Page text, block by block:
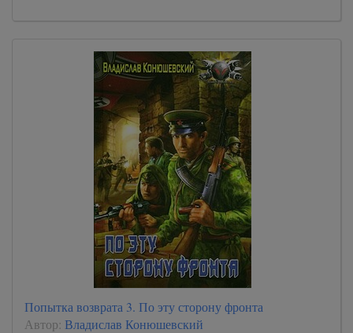
Попытка возврата 3. По эту сторону фронта
Автор: Владислав Конюшевский